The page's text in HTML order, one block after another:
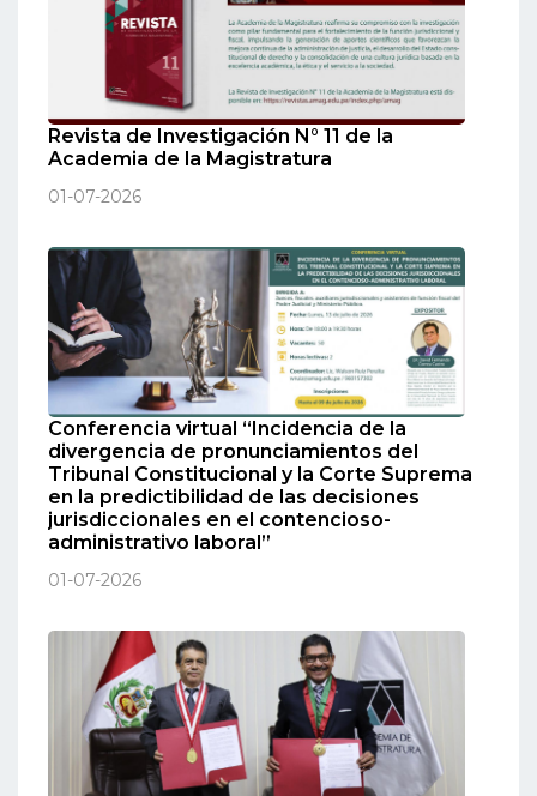
Revista de Investigación N° 11 de la
Academia de la Magistratura
01-07-2026
Conferencia virtual “Incidencia de la
divergencia de pronunciamientos del
Tribunal Constitucional y la Corte Suprema
en la predictibilidad de las decisiones
jurisdiccionales en el contencioso-
administrativo laboral”
01-07-2026